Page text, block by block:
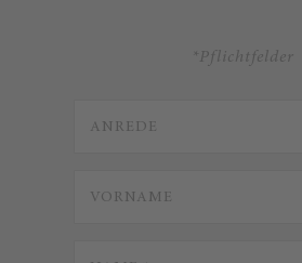
*Pflichtfelder